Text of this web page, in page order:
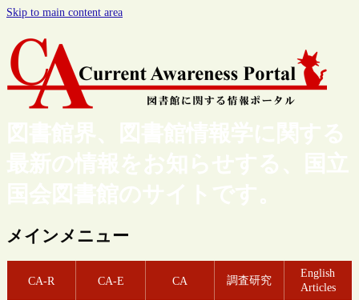
Skip to main content area
図書館界、図書館情報学に関する
最新の情報をお知らせする、国立
国会図書館のサイトです。
メインメニュー
CA-R CA-E CA 調査研究
English
Articles